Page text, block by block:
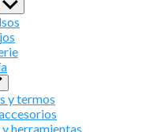
Show
sub
menu
y termos
herramientas